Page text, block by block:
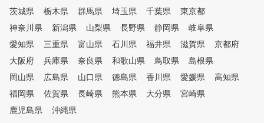
茨城県
栃木県 群馬県 埼玉県 千葉県
東京都
神奈川県
新潟県 山梨県 長野県 静岡県
岐阜県
愛知県
三重県 富山県 石川県 福井県 滋賀県
京都府
大阪府
兵庫県 奈良県 和歌山県 鳥取県
島根県
岡山県
広島県 山口県 徳島県 香川県 愛媛県
高知県
福岡県
佐賀県 長崎県 熊本県 大分県
宮崎県
鹿児島県
沖縄県